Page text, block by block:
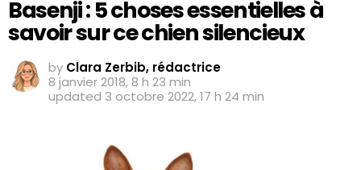
Basenji : 5 choses essentielles à
savoir sur ce chien silencieux
by Clara Zerbib, rédactrice
8 janvier 2018, 8 h 23 min
updated 3 octobre 2022, 17 h 24 min